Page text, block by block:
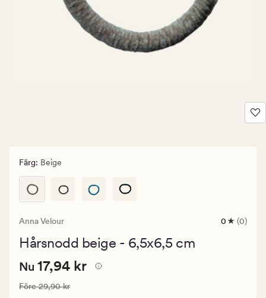
Färg: Beige
Anna Velour
0
0 (0)
Hårsnodd beige - 6,5x6,5 cm
Nuvarande
17,94
Nuvarande pris
Nu 17,94 kr
Ordinarie pris
Före29,90 kr